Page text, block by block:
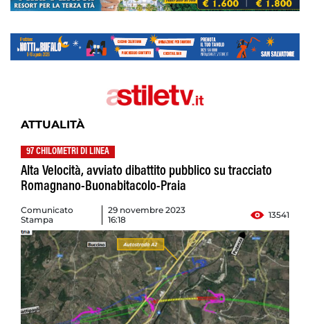
ATTUALITÀ
97 CHILOMETRI DI LINEA
Alta Velocità, avviato dibattito pubblico su tracciato
Romagnano-Buonabitacolo-Praia
Comunicato
Stampa
29 novembre 2023
16:18
13541